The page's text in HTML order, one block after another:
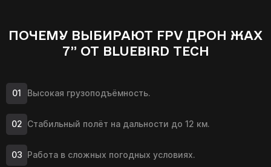
ПОЧЕМУ ВЫБИРАЮТ FPV ДРОН ЖАХ
7” ОТ BLUEBIRD TECH
Высокая грузоподъёмность.
Стабильный полёт на дальности до 12 км.
Работа в сложных погодных условиях.